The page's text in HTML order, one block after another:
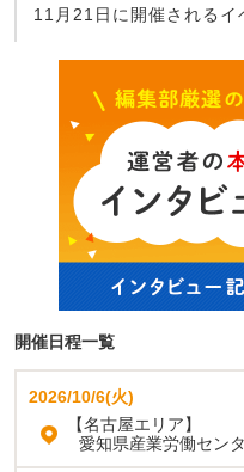
11月21日に開催されるイ
開催日程一覧
2026/10/6(火)
【名古屋エリア】
愛知県産業労働セン